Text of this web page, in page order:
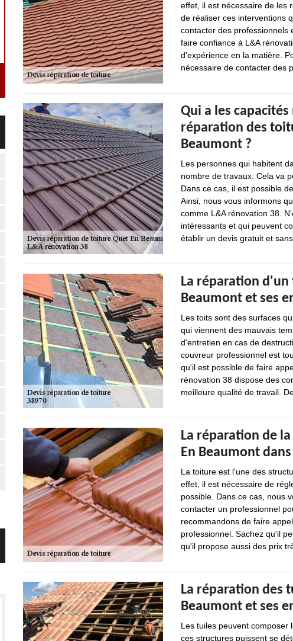
effet, il est nécessaire de les
de réaliser ces interventions
contacter des professionnels
faire confiance à L&A
d'expérience en la matière.
nécessaire de contacter des
Qui a les
réparation des
Beaumont ?
Les personnes qui habitent
nombre de travaux. Cela va
Dans ce cas, il est possible
Ainsi, nous vous informons
comme L&A rénovation 38.
intéressants et qui peuvent
établir un devis gratuit et
La réparation d'un
Beaumont et ses
Les toits sont des surfaces
qui viennent des mauvais
d'entretien en cas de
couvreur professionnel est
qu'il est possible de faire
rénovation 38 dispose des
meilleure qualité de travail.
La réparation de
En Beaumont
La toiture est l'une des
effet, il est nécessaire de
possible. Dans ce cas, nous
contacter un professionnel
recommandons de faire
professionnel. Sachez qu'il
qu'il propose aussi des prix
La réparation des
Beaumont et ses
Les tuiles peuvent composer
ces structures puissent se